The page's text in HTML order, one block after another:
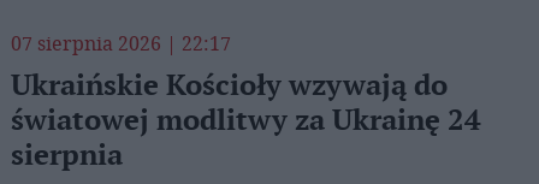
07 sierpnia 2026 | 22:17
Ukraińskie Kościoły wzywają do
światowej modlitwy za Ukrainę 24
sierpnia